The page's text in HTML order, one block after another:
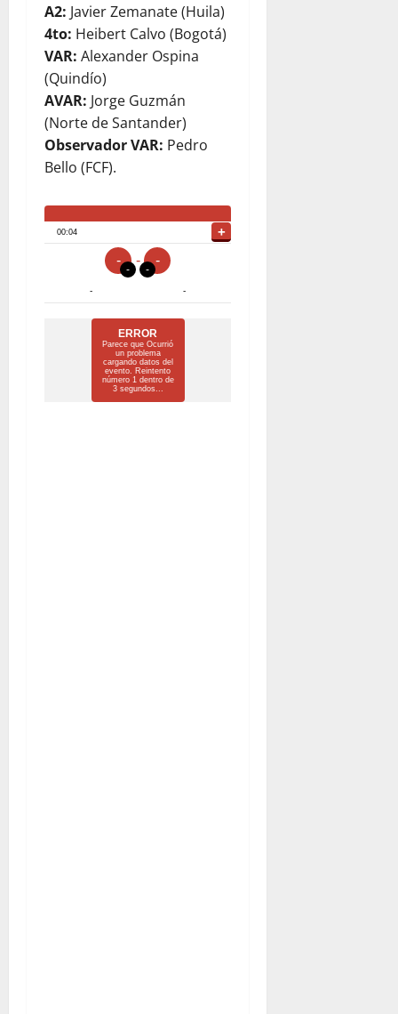
A2: Javier Zemanate (Huila)
4to: Heibert Calvo (Bogotá)
VAR: Alexander Ospina
(Quindío)
AVAR: Jorge Guzmán
(Norte de Santander)
Observador VAR: Pedro
Bello (FCF).